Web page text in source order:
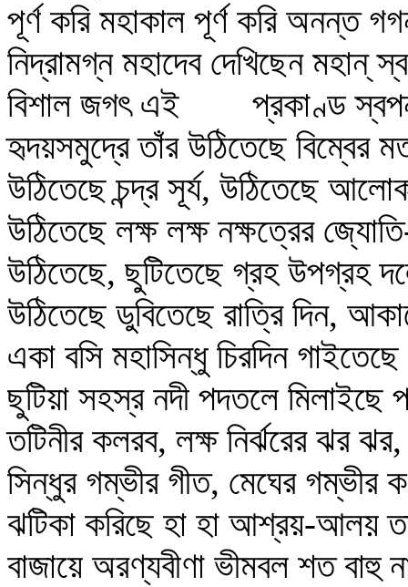
পূর্ণ করি মহাকাল পূর্ণ করি অনন্ত
নিদ্রামগ্ন মহাদেব দেখিছেন মহান্‌
বিশাল জগৎ এই প্রকাণ্ড
হৃদয়সমুদ্রে তাঁর উঠিতেছে বিম্বের
উঠিতেছে চন্দ্র সূর্য, উঠিতেছে
উঠিতেছে লক্ষ লক্ষ নক্ষত্রের
উঠিতেছে, ছুটিতেছে গ্রহ উপগ্রহ
উঠিতেছে ডুবিতেছে রাত্রি দিন,
একা বসি মহাসিন্ধু চিরদিন
ছুটিয়া সহস্র নদী পদতলে মিলাইছে
তটিনীর কলরব, লক্ষ নির্ঝরের ঝর ঝর,
সিন্ধুর গম্ভীর গীত, মেঘের গম্ভীর
ঝটিকা করিছে হা হা আশ্রয়-আলয়
বাজায়ে অরণ্যবীণা ভীমবল শত বাহু